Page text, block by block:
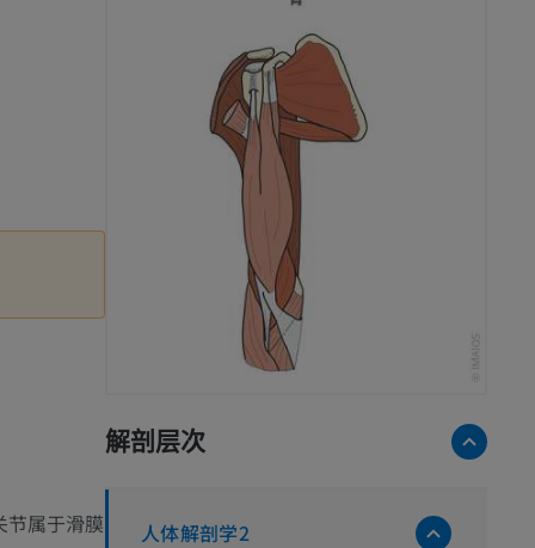
节属于滑膜
解剖层次
人体解剖学2